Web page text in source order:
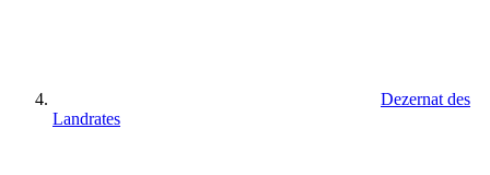
Dezernat des
Landrates